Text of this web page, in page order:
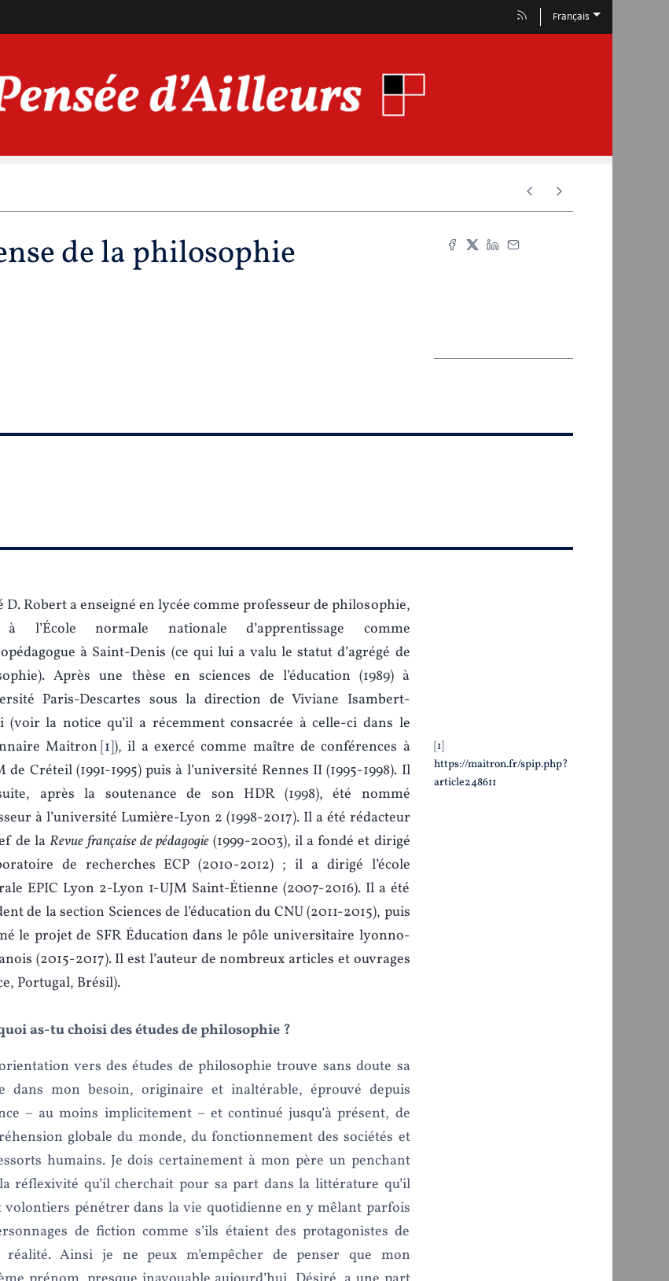
Français
de la philosophie
D. Robert a enseigné en lycée comme professeur de philosophie,
l’École normale nationale d’apprentissage comme
à Saint-Denis (ce qui lui a valu le statut d’agrégé de
Après une thèse en sciences de l’éducation (1989) à
Paris-Descartes sous la direction de Viviane Isambert-
(voir la notice qu’il a récemment consacrée à celle-ci dans le
Maitron 1 ), il a exercé comme maître de conférences à
de Créteil (1991-1995) puis à l’université Rennes II (1995-1998). Il
après la soutenance de son HDR (1998), été nommé
à l’université Lumière-Lyon 2 (1998-2017). Il a été rédacteur
de laRevue française de pédagogie(1999-2003), il a fondé et dirigé
de recherches ECP (2010-2012) ; il a dirigé l’école
EPIC Lyon 2-Lyon 1-UJM Saint-Étienne (2007-2016). Il a été
de la section Sciences de l’éducation du CNU (2011-2015), puis
le projet de SFR Éducation dans le pôle universitaire lyonno-
(2015-2017). Il est l’auteur de nombreux articles et ouvrages
Portugal, Brésil).
as-tu choisi des études de philosophie ?
vers des études de philosophie trouve sans doute sa
dans mon besoin, originaire et inaltérable, éprouvé depuis
– au moins implicitement – et continué jusqu’à présent, de
globale du monde, du fonctionnement des sociétés et
humains. Je dois certainement à mon père un penchant
réflexivité qu’il cherchait pour sa part dans la littérature qu’il
volontiers pénétrer dans la vie quotidienne en y mêlant parfois
de fiction comme s’ils étaient des protagonistes de
réalité. Ainsi je ne peux m’empêcher de penser que mon
1
https://maitron.fr/spip.php?
article248611